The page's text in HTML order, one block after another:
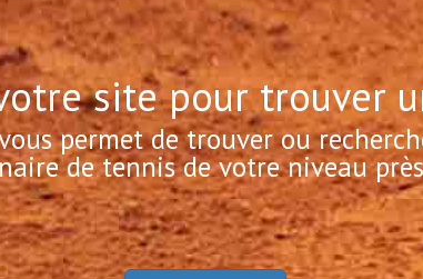
site pour trouver
permet de trouver ou
de tennis de votre niveau